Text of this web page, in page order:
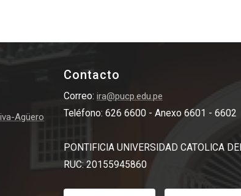
Agüero
Contacto
Correo: ira@pucp.edu.pe
Teléfono: 626 6600 - Anexo 6601 - 6602
PONTIFICIA UNIVERSIDAD CATOLICA
RUC: 20155945860